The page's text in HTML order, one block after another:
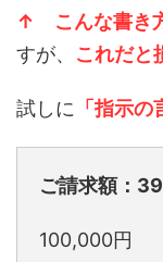
↑ こんな書き
すが、 これだと
試しに 「指示の
ご請求額：
100,000円